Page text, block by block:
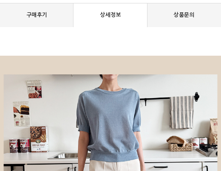
구매후기 상세정보 상품문의